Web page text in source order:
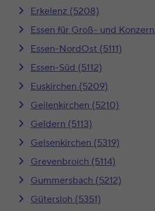
Erkelenz (5208)
Essen für Groß- und
Essen-NordOst (5111)
Essen-Süd (5112)
Euskirchen (5209)
Geilenkirchen (5210)
Geldern (5113)
Gelsenkirchen (5319)
Grevenbroich (5114)
Gummersbach (5212)
Gütersloh (5351)